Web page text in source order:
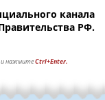
канала
РФ.
и нажмитеCtrl+Enter.